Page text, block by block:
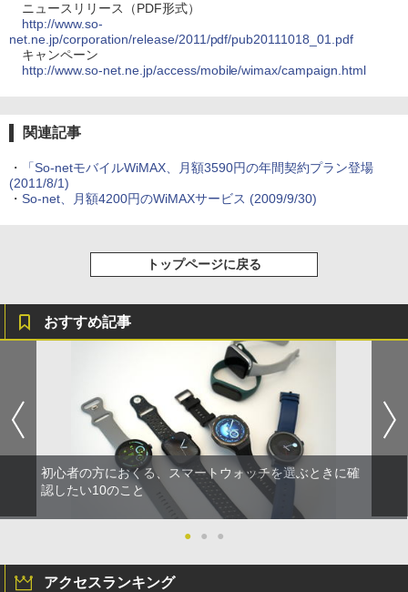
ニュースリリース（PDF形式）
http://www.so-
net.ne.jp/corporation/release/2011/pdf/pub20111018_01.pdf
キャンペーン
http://www.so-net.ne.jp/access/mobile/wimax/campaign.html
関連記事
・
「So-netモバイルWiMAX、月額3590円の年間契約プラン登場
(2011/8/1)
・ So-net、月額4200円のWiMAXサービス (2009/9/30)
トップページに戻る
おすすめ記事
初心者の方におくる、スマートウォッチを選ぶときに確
認したい10のこと
● ● ●
アクセスランキング